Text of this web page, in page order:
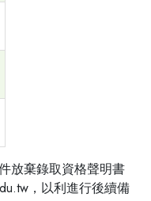
放棄錄取資格聲明書
，以利進行後續備